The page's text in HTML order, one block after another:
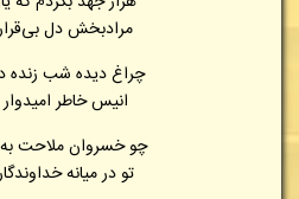
مرادبخش دل
چراغ دیده شب زنده
انیس خاطر
چو خسروان ملاحت به
تو در میانه